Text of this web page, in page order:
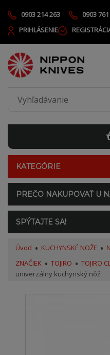
0903 214 263 0903
PRIHLÁSENIE
KATEGÓRIE
PREČO NAKUPOVAŤ U
SPÝTAJTE SA!
Úvod KUCHYNSKÉ NOŽE
ZNAČIEK
TOJIRO TOJIRO
univerzálny kuchynský nôž